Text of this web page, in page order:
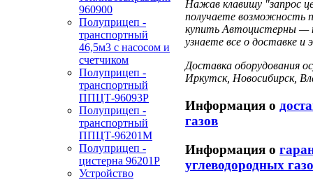
960900
Полуприцеп -
транспортный
46,5м3 с насосом и
счетчиком
Полуприцеп -
транспортный
ППЦТ-96093Р
Полуприцеп -
транспортный
ППЦТ-96201М
Полуприцеп -
цистерна 96201Р
Устройство
Нажав клавишу "запрос
получаете возможность
купить Автоцистерны —
узнаете все о доставке и
Доставка оборудования
Иркутск, Новосибирск,
Информация о
газов
Информация о
углеводородных